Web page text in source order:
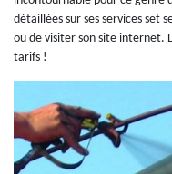
détaillées sur ses services set
ou de visiter son site internet.
tarifs !